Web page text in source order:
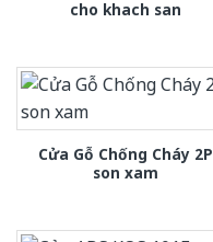
cho khach san
Cửa Gỗ Chống Cháy 2P
son xam